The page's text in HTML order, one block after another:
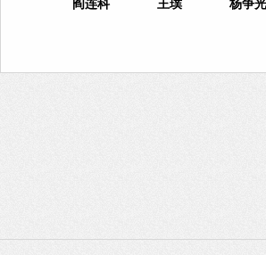
阎连科 王璞 杨争光